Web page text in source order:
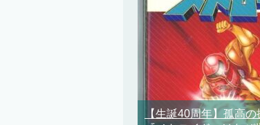
【生誕40周年】孤高